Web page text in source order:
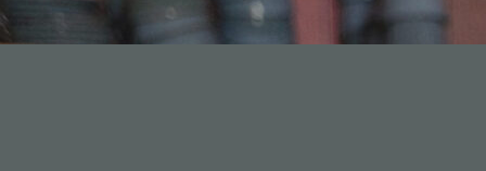
het
ondernemerschap!"